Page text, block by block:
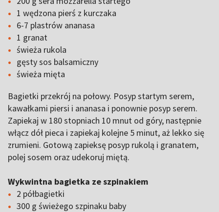
1 wędzona pierś z kurczaka
6-7 plastrów ananasa
1 granat
świeża rukola
gęsty sos balsamiczny
świeża mięta
Bagietki przekrój na połowy. Posyp startym serem,
kawałkami piersi i ananasa i ponownie posyp serem.
Zapiekaj w 180 stopniach 10 mnut od góry, następnie
włącz dół pieca i zapiekaj kolejne 5 minut, aż lekko się
zrumieni. Gotową zapieksę posyp rukolą i granatem,
polej sosem oraz udekoruj miętą.
Wykwintna bagietka ze szpinakiem
2 półbagietki
300 g świeżego szpinaku baby